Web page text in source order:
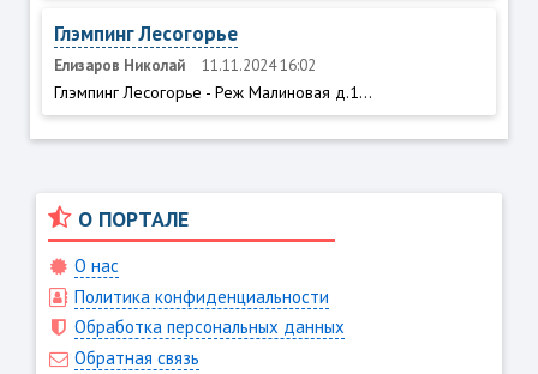
Глэмпинг Лесогорье
Елизаров Николай 11.11.2024 16:02
Глэмпинг Лесогорье - Реж Малиновая д.1...
О ПОРТАЛЕ
О нас
Политика конфиденциальности
Обработка персональных данных
Обратная связь